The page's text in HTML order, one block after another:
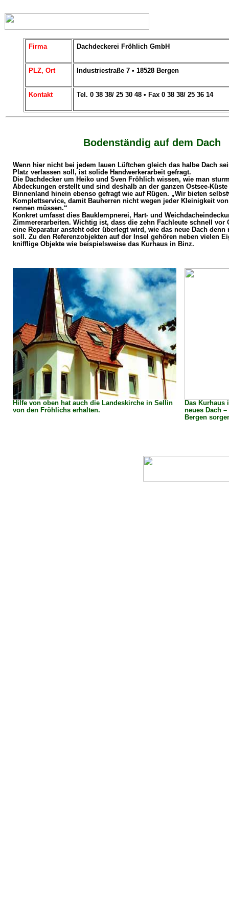
Firma Dachdeckerei Fröhlich GmbH
PLZ, Ort Industriestraße 7 • 18528 Bergen
Kontakt Tel. 0 38 38/ 25 30 48 • Fax 0 38 38/ 25 36 14
Bodenständig auf dem Dach
Wenn hier nicht bei jedem lauen Lüftchen gleich das halbe Dach
Platz verlassen soll, ist solide Handwerkerarbeit gefragt.
Die Dachdecker um Heiko und Sven Fröhlich wissen, wie man
Abdeckungen erstellt und sind deshalb an der ganzen Ostsee-
Binnenland hinein ebenso gefragt wie auf Rügen. „Wir bieten
Komplettservice, damit Bauherren nicht wegen jeder Kleinigkeit
rennen müssen.“
Konkret umfasst dies Bauklempnerei, Hart- und
Zimmererarbeiten. Wichtig ist, dass die zehn Fachleute schnell vor
eine Reparatur ansteht oder überlegt wird, wie das neue Dach denn
soll. Zu den Referenzobjekten auf der Insel gehören neben vielen
knifflige Objekte wie beispielsweise das Kurhaus in Binz.
Hilfe von oben hat auch die Landeskirche in Sellin
von den Fröhlichs erhalten.
Das Kurhaus
neues Dach
Bergen